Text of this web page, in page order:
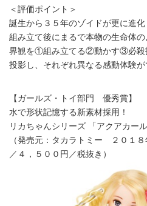
＜評価ポイント＞
誕生から３５年のゾイドが更に進
組み立て後にまるで本物の生命体
界観を①組み立てる②動かす③必殺
投影し、それぞれ異なる感動体験が
【ガールズ・トイ部門 優秀賞】
水で形状記憶する新素材採用！
リカちゃんシリーズ 「アクアカー
（発売元：タカラトミー ２０１
／４，５００円／税抜き）
English